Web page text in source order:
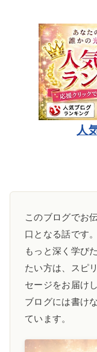
人
このブログでお
口となる話です。
もっと深く学び
たい方は、スピ
セージをお届け
ブログには書け
ています。